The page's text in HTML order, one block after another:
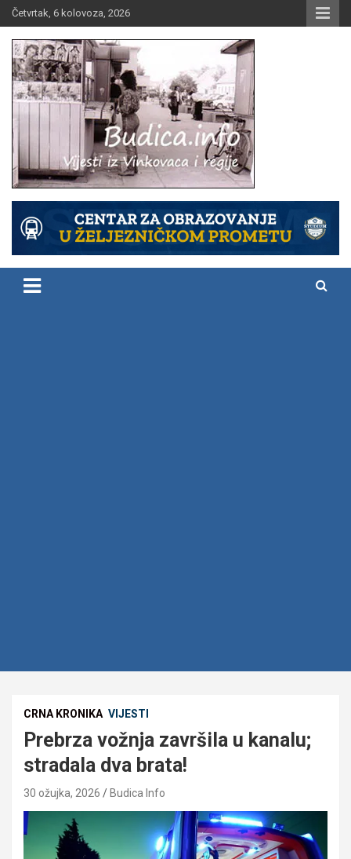
Skip
to
content
Četvrtak, 6 kolovoza, 2026
Budica.info
CRNA KRONIKA VIJESTI
Prebrza vožnja završila u kanalu;
stradala dva brata!
30 ožujka, 2026 Budica Info